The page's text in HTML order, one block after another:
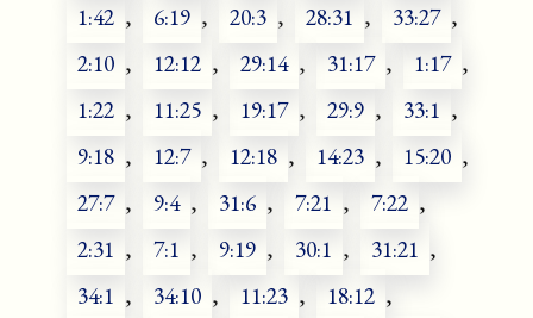
1:42 , 6:19 , 20:3 , 28:31 , 33:27 ,
2:10 , 12:12 , 29:14 , 31:17 , 1:17 ,
1:22 , 11:25 , 19:17 , 29:9 , 33:1 ,
9:18 , 12:7 , 12:18 , 14:23 , 15:20 ,
27:7 , 9:4 , 31:6 , 7:21 , 7:22 ,
2:31 , 7:1 , 9:19 , 30:1 , 31:21 ,
34:1 , 34:10 , 11:23 , 18:12 ,